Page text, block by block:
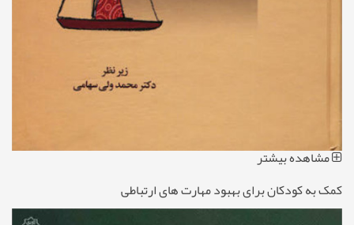
مشاهده بیشتر
کمک به کودکان برای بهبود مهارت های ارتباطی